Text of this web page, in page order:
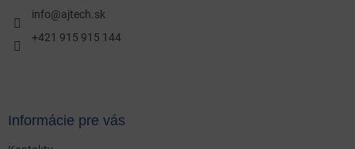
info@ajtech.sk
+421 915 915 144
Informácie pre vás